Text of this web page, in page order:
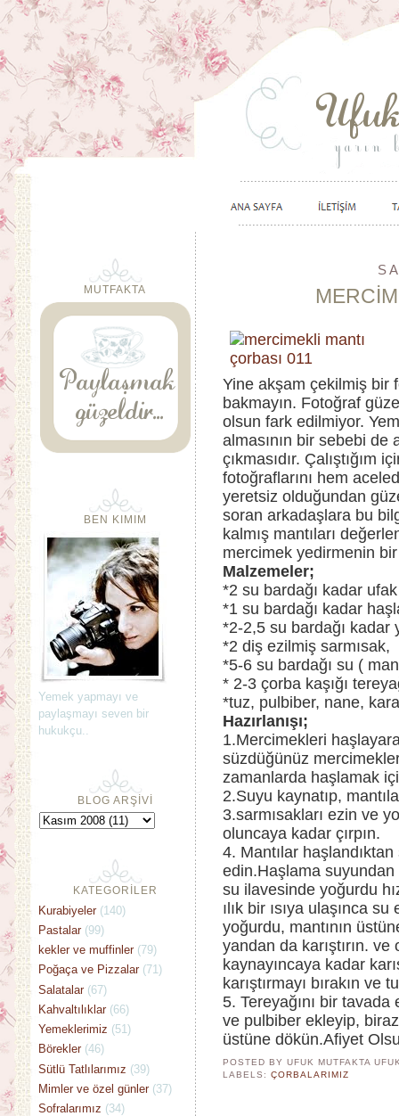
Yine akşam çekilmiş bir
bakmayın. Fotoğraf
olsun fark edilmiyor.
almasının bir sebebi de
çıkmasıdır. Çalıştığım
fotoğraflarını hem
yeretsiz olduğundan
soran arkadaşlara bu
kalmış mantıları
mercimek yedirmenin
Malzemeler;
*2 su bardağı kadar
*1 su bardağı kadar
*2-2,5 su bardağı kadar
*2 diş ezilmiş sarmısak,
*5-6 su bardağı su (
* 2-3 çorba kaşığı
*tuz, pulbiber, nane,
Hazırlanışı;
1.Mercimekleri
süzdüğünüz
zamanlarda haşlamak
2.Suyu kaynatıp,
3.sarmısakları ezin ve
oluncaya kadar çırpın.
4. Mantılar
edin.Haşlama suyundan
su ilavesinde yoğurdu
ılık bir ısıya ulaşınca
yoğurdu, mantının
yandan da karıştırın. ve
kaynayıncaya kadar
karıştırmayı bırakın ve
5. Tereyağını bir
ve pulbiber ekleyip,
üstüne dökün.Afiyet
POSTED BY UFUK MUTFAKTA
LABELS:ÇORBALARIMIZ
MUTFAKTA
BEN KIMIM
Yemek yapmayı ve
paylaşmayı seven bir
hukukçu..
BLOG ARŞİVİ
KATEGORİLER
Kurabiyeler (140)
Pastalar (99)
kekler ve muffinler (79)
Poğaça ve Pizzalar (71)
Salatalar (67)
Kahvaltılıklar (66)
Yemeklerimiz (51)
Börekler (46)
Sütlü Tatlılarımız (39)
Mimler ve özel günler (37)
Sofralarımız (34)